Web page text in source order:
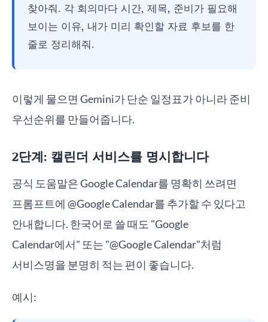
찾아줘. 각 회의마다 시간, 제목, 준비가 필요해
보이는 이유, 내가 미리 확인할 자료 후보를 한
줄로 정리해줘.
이렇게 물으면 Gemini가 단순 일정표가 아니라 준비
우선순위를 만들어줍니다.
2단계: 캘린더 서비스를 명시합니다
공식 도움말은 Google Calendar를 명확히 쓰려면
프롬프트에 @Google Calendar를 추가할 수 있다고
안내합니다. 한국어로 쓸 때도 "Google
Calendar에서" 또는 "@Google Calendar"처럼
서비스명을 분명히 적는 편이 좋습니다.
예시: